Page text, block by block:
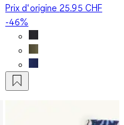
Prix d‘origine 25.95 CHF
-46%